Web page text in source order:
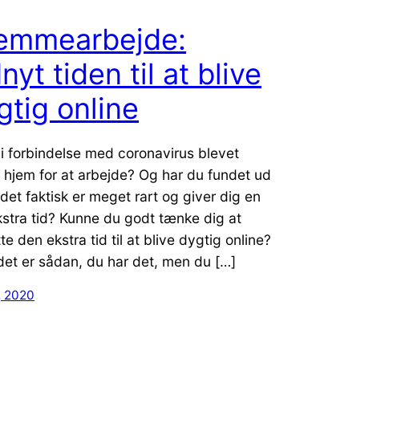
tiden til at blive
online
forbindelse med coronavirus blevet
hjem for at arbejde? Og har du fundet ud
faktisk er meget rart og giver dig en
tid? Kunne du godt tænke dig at
den ekstra tid til at blive dygtig online?
er sådan, du har det, men du […]
2020